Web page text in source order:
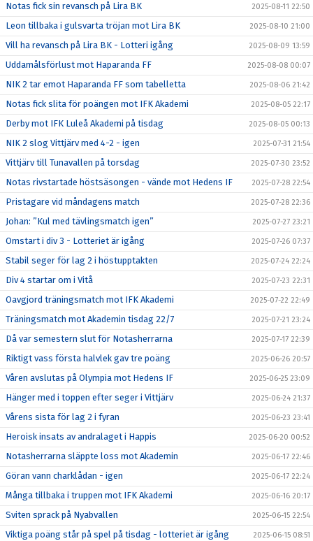
Notas fick sin revansch på Lira BK 2025-08-11 22:50
Leon tillbaka i gulsvarta tröjan mot Lira BK 2025-08-10 21:00
Vill ha revansch på Lira BK - Lotteri igång 2025-08-09 13:59
Uddamålsförlust mot Haparanda FF 2025-08-08 00:07
NIK 2 tar emot Haparanda FF som tabelletta 2025-08-06 21:42
Notas fick slita för poängen mot IFK Akademi 2025-08-05 22:17
Derby mot IFK Luleå Akademi på tisdag 2025-08-05 00:13
NIK 2 slog Vittjärv med 4-2 - igen 2025-07-31 21:54
Vittjärv till Tunavallen på torsdag 2025-07-30 23:52
Notas rivstartade höstsäsongen - vände mot Hedens IF 2025-07-28 22:54
Pristagare vid måndagens match 2025-07-28 22:36
Johan: ”Kul med tävlingsmatch igen” 2025-07-27 23:21
Omstart i div 3 - Lotteriet är igång 2025-07-26 07:37
Stabil seger för lag 2 i höstupptakten 2025-07-24 22:24
Div 4 startar om i Vitå 2025-07-23 22:31
Oavgjord träningsmatch mot IFK Akademi 2025-07-22 22:49
Träningsmatch mot Akademin tisdag 22/7 2025-07-21 23:24
Då var semestern slut för Notasherrarna 2025-07-17 22:39
Riktigt vass första halvlek gav tre poäng 2025-06-26 20:57
Våren avslutas på Olympia mot Hedens IF 2025-06-25 23:09
Hänger med i toppen efter seger i Vittjärv 2025-06-24 21:37
Vårens sista för lag 2 i fyran 2025-06-23 23:41
Heroisk insats av andralaget i Happis 2025-06-20 00:52
Notasherrarna släppte loss mot Akademin 2025-06-17 22:46
Göran vann charklådan - igen 2025-06-17 22:24
Många tillbaka i truppen mot IFK Akademi 2025-06-16 20:17
Sviten sprack på Nyabvallen 2025-06-15 22:54
Viktiga poäng står på spel på tisdag - lotteriet är igång 2025-06-15 08:51